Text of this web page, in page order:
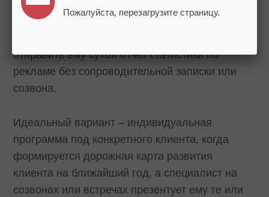
Наверное, худший вариант – отправить
клиенту ссылку на статью и попросить
отправить ему сухой отчет статистики по
рекламе без сопроводительной записки или
созвона.
Идеальный вариант – индивидуальная
программа под конкретного клиента, когда
формируется дорожная карта развития
клиента на ближайший год, а специалист на
созвонах или встречах презентует ему те или
Пожалуйста, перезагрузите страницу.